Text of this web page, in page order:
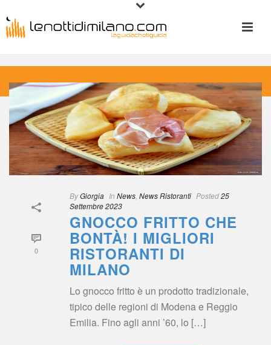
0
ByGiorgia In New News Ristoranti Posted25
Settembre 2023
GNOCCO FRITTO CHE
BONTÀ! I MIGLIORI
RISTORANTI DI
MILANO
Lo gnocco fritto è un prodotto tradizionale,
tipico delle regioni di Modena e Reggio
Emilia. Fino agli anni ’60, lo […]